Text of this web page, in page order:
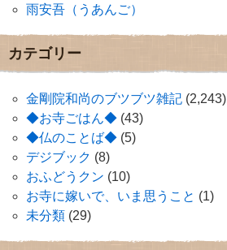
雨安吾（うあんご）
カテゴリー
金剛院和尚のブツブツ雑記 (2,243)
◆お寺ごはん◆ (43)
◆仏のことば◆ (5)
デジブック (8)
おふどうクン (10)
お寺に嫁いで、いま思うこと (1)
未分類 (29)